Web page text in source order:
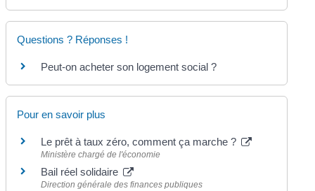
Questions ? Réponses !
Peut-on acheter son logement social ?
Pour en savoir plus
Le prêt à taux zéro, comment ça marche ?
Ministère chargé de l'économie
Bail réel solidaire
Direction générale des finances publiques